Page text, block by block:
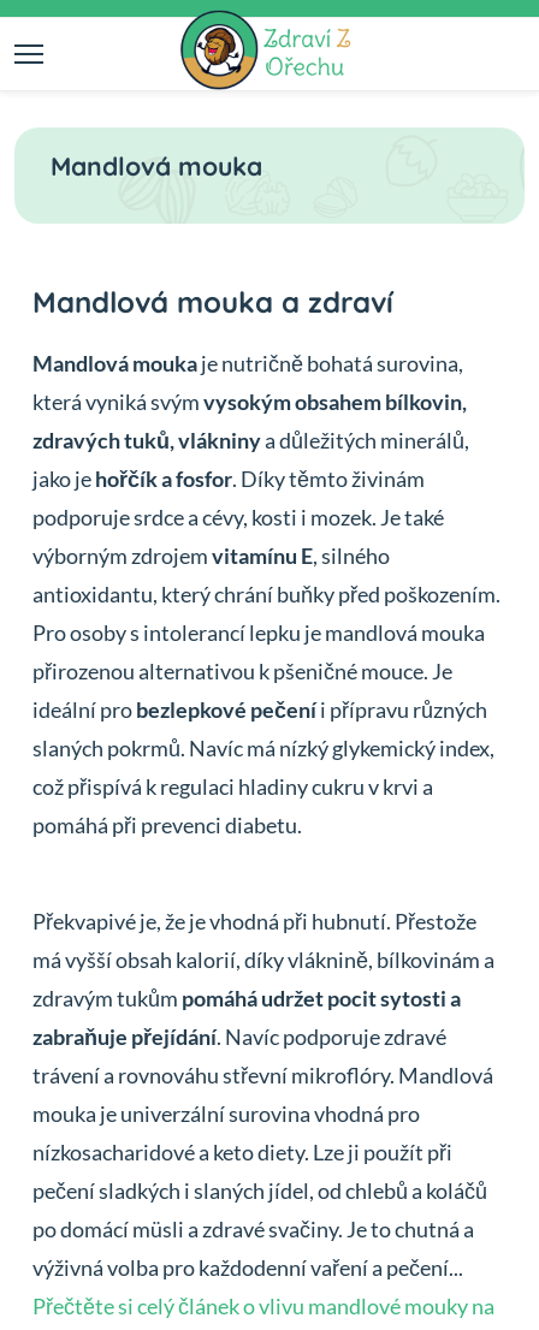
Mandlová mouka
Mandlová mouka a zdraví
Mandlová moukaje nutričně bohatá surovina,
která vyniká svýmvysokým obsahem bílkovin,
zdravých tuků, vlákninya důležitých minerálů,
jako jehořčík a fosfor. Díky těmto živinám
podporuje srdce a cévy, kosti i mozek. Je také
výborným zdrojemvitamínu E, silného
antioxidantu, který chrání buňky před poškozením.
Pro osoby s intolerancí lepku je mandlová mouka
přirozenou alternativou k pšeničné mouce. Je
ideální probezlepkové pečeníi přípravu různých
slaných pokrmů. Navíc má nízký glykemický index,
což přispívá k regulaci hladiny cukru v krvi a
pomáhá při prevenci diabetu.
Překvapivé je, že je vhodná při hubnutí. Přestože
má vyšší obsah kalorií, díky vláknině, bílkovinám a
zdravým tukům pomáhá udržet pocit sytosti a
zabraňuje přejídání. Navíc podporuje zdravé
trávení a rovnováhu střevní mikroflóry. Mandlová
mouka je univerzální surovina vhodná pro
nízkosacharidové a keto diety. Lze ji použít při
pečení sladkých i slaných jídel, od chlebů a koláčů
po domácí müsli a zdravé svačiny. Je to chutná a
výživná volba pro každodenní vaření a pečení...
Přečtěte si celý článek o vlivu mandlové mouky na